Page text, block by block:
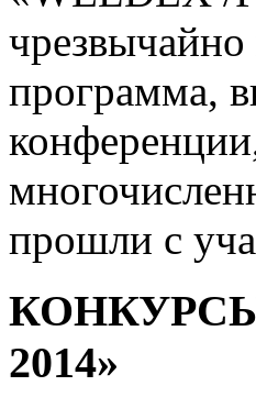
программа,
прошли с
2014»